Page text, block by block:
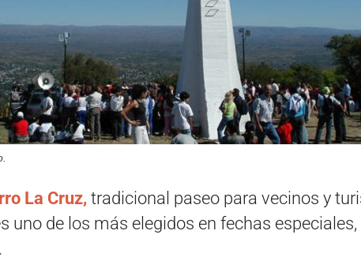
La Cruz, tradicional paseo para vecinos y
uno de los más elegidos en fechas